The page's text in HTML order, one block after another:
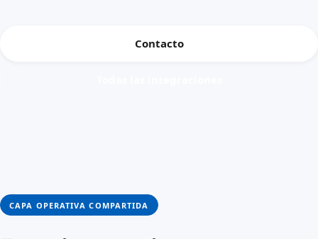
Contacto
CAPA OPERATIVA COMPARTIDA